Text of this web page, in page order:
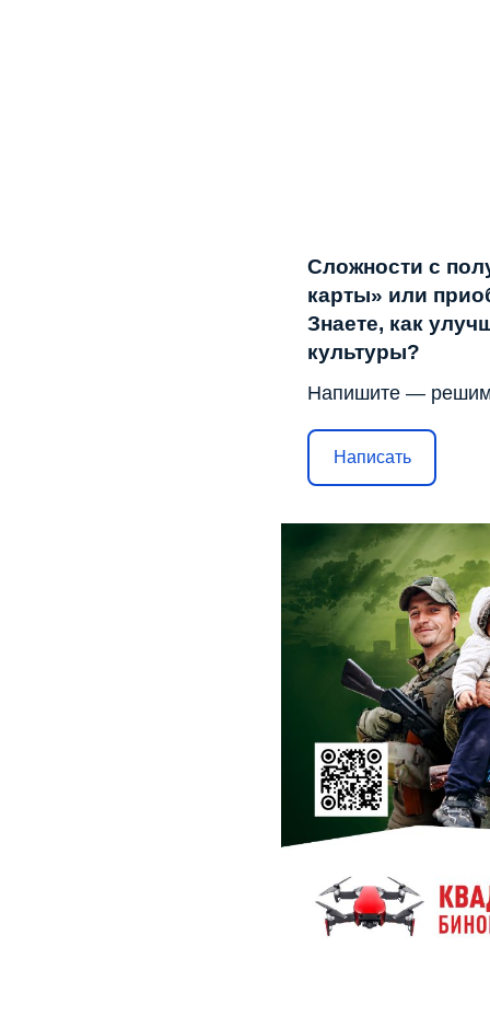
Сложности с
карты» или
Знаете, как
культуры?
Напишите —
Написать